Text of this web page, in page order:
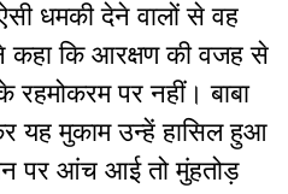
धमकी देने वालों से वह
कहा कि आरक्षण की वजह से
पर नहीं। बाबा
यह मुकाम उन्हें हासिल हुआ
पर आंच आई तो मुंहतोड़